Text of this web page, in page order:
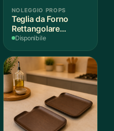
NOLEGGIO PROPS
Teglia da Forno
Rettangolare
Antiaderente
Disponibile